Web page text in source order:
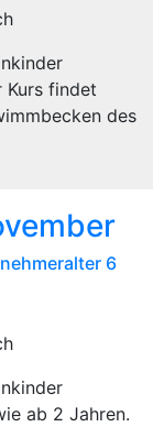
Kurs findet
des
6
ab 2 Jahren.